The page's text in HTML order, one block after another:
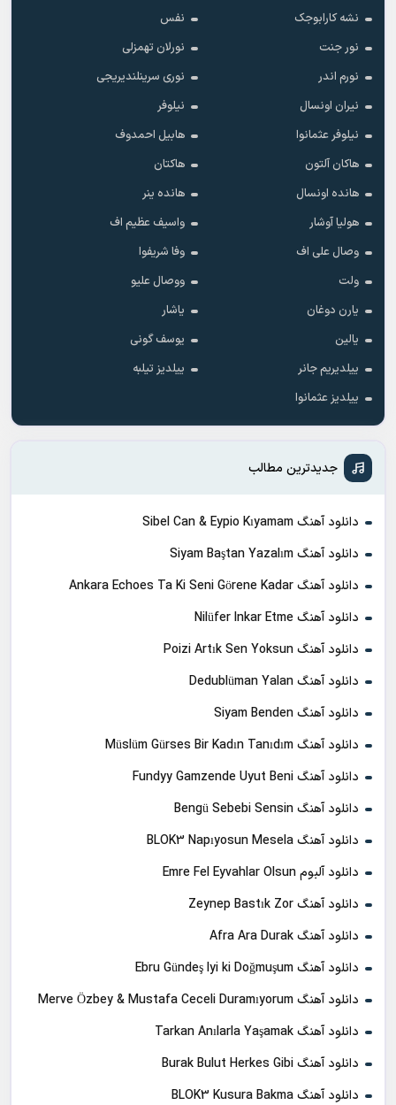
نشه کارابوجک
نفس
نور جنت
نورلان تهمزلی
نورم اندر
نوری سرینلندیریجی
نیران اونسال
نیلوفر
نیلوفر عثمانوا
هابیل احمدوف
هاکان آلتون
هاکتان
هانده اونسال
هانده ینر
هولیا آوشار
واسیف عظیم اف
وصال علی اف
وفا شریفوا
ولت
ووصال علیو
یارن دوغان
یاشار
یالین
یوسف گونی
ییلدیریم جانر
ییلدیز تیلبه
ییلدیز عثمانوا
جدیدترین مطالب
دانلود آهنگ Sibel Can & Eypio Kıyamam
دانلود آهنگ Siyam Baştan Yazalım
دانلود آهنگ Ankara Echoes Ta Ki Seni Görene Kadar
دانلود آهنگ Nilüfer Inkar Etme
دانلود آهنگ Poizi Artık Sen Yoksun
دانلود آهنگ Dedublüman Yalan
دانلود آهنگ Siyam Benden
دانلود آهنگ Müslüm Gürses Bir Kadın Tanıdım
دانلود آهنگ Fundyy Gamzende Uyut Beni
دانلود آهنگ Bengü Sebebi Sensin
دانلود آهنگ BLOK3 Napıyosun Mesela
دانلود آلبوم Emre Fel Eyvahlar Olsun
دانلود آهنگ Zeynep Bastık Zor
دانلود آهنگ Afra Ara Durak
دانلود آهنگ Ebru Gündeş Iyi ki Doğmuşum
دانلود آهنگ Merve Özbey & Mustafa Ceceli Duramıyorum
دانلود آهنگ Tarkan Anılarla Yaşamak
دانلود آهنگ Burak Bulut Herkes Gibi
دانلود آهنگ BLOK3 Kusura Bakma